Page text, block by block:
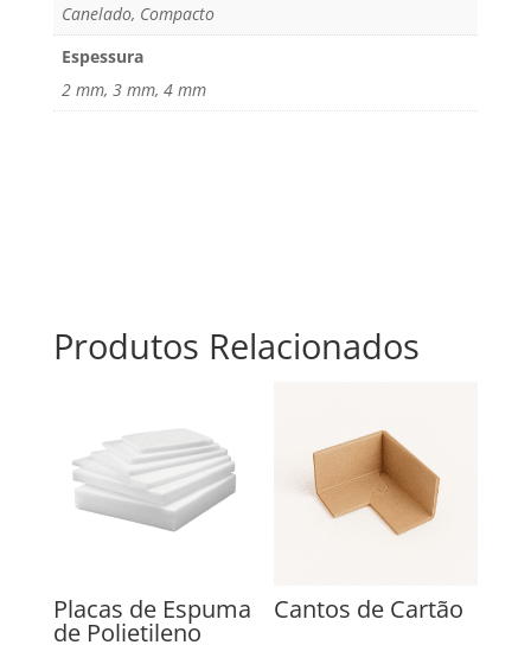
Canelado, Compacto
Espessura
2 mm, 3 mm, 4 mm
Produtos Relacionados
Placas de Espuma
de Polietileno
Cantos de Cartão